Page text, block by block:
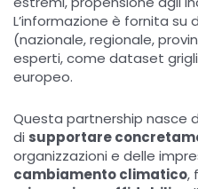
L’informazione è fornita
(nazionale, regionale,
esperti, come dataset
europeo.
Questa partnership nasce
di supportare
organizzazioni e delle
cambiamento climatico,